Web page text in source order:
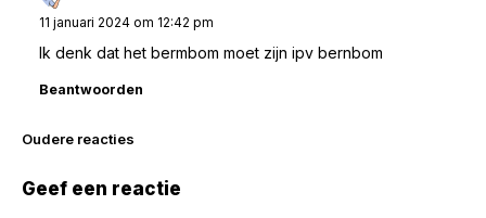
11 januari 2024 om 12:42 pm
Ik denk dat het bermbom moet zijn ipv bernbom
Beantwoorden
Reacties
Oudere reacties
Geef een reactie